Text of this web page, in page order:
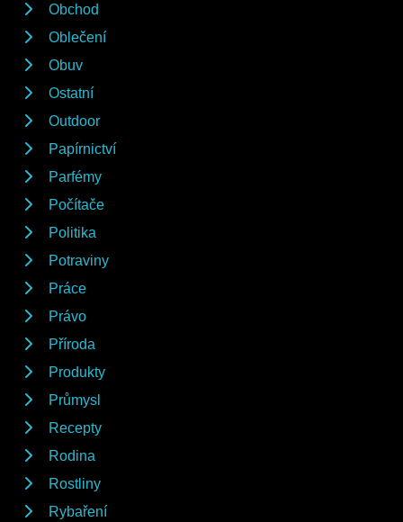
Obchod
Oblečení
Obuv
Ostatní
Outdoor
Papírnictví
Parfémy
Počítače
Politika
Potraviny
Práce
Právo
Příroda
Produkty
Průmysl
Recepty
Rodina
Rostliny
Rybaření